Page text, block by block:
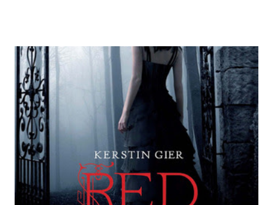
obiettivi! OBIETTIVI Iniziamo con un obiettivo facile facile:
un libro ambientato in Australia . Mare, mare, mare !
L'Oceania è circondata dal mare! Un libro nel quale il mare è
l'elemento fondamentale. Un libro sulle sirene, un libro con
protagonisti dei surfisti.. un libro importante nella storia
della letteratura australiana, neozelandese, ecc . l'Oceania
è ricca di natura! Leggete un libro con una cover molto, ...